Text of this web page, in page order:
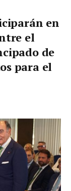
en
el
de
para el